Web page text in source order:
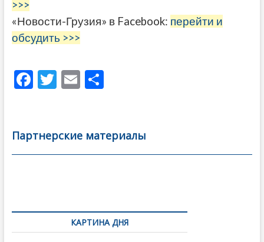
>>>
«Новости-Грузия» в Facebook: перейти и
обсудить >>>
F
b
o
T
er
E
l
О
а
в
Партнерские материалы
по
записямКАРТИНА ДНЯ